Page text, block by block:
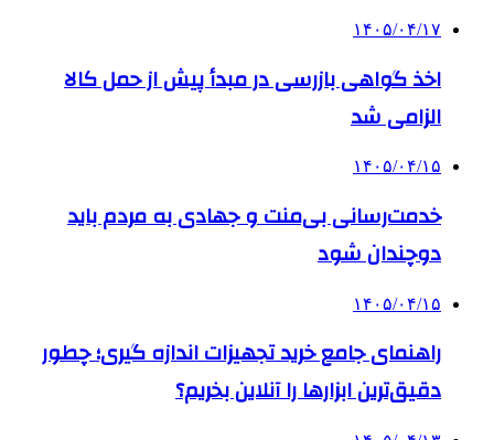
۱۴۰۵/۰۴/۱۷
اخذ گواهی بازرسی در مبدأ پیش از حمل کالا
الزامی شد
۱۴۰۵/۰۴/۱۵
خدمت‌رسانی بی‌منت و جهادی به مردم باید
دوچندان شود
۱۴۰۵/۰۴/۱۵
راهنمای جامع خرید تجهیزات اندازه گیری؛ چطور
دقیق‌ترین ابزارها را آنلاین بخریم؟